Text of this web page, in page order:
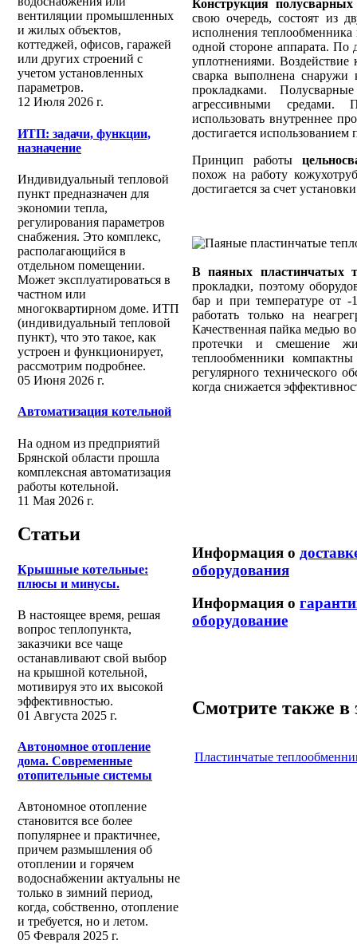
вентиляции промышленных
и жилых объектов,
коттеджей, офисов, гаражей
или других строений с
учетом установленных
параметров.
12 Июля 2026 г.
ИТП: задачи, функции,
назначение
Индивидуальный тепловой
пункт предназначен для
экономии тепла,
регулирования параметров
снабжения. Это комплекс,
располагающийся в
отдельном помещении.
Может эксплуатироваться в
частном или
многоквартирном доме. ИТП
(индивидуальный тепловой
пункт), что это такое, как
устроен и функционирует,
рассмотрим подробнее.
05 Июня 2026 г.
Автоматизация котельной
На одном из предприятий
Брянской области прошла
комплексная автоматизация
работы котельной.
11 Мая 2026 г.
Статьи
Крышные котельные:
плюсы и минусы.
В настоящее время, решая
вопрос теплопункта,
заказчики все чаще
останавливают свой выбор
на крышной котельной,
мотивируя это их высокой
эффективностью.
01 Августа 2025 г.
Автономное отопление
дома. Современные
отопительные системы
Автономное отопление
становится все более
популярнее и практичнее,
причем размышления об
отоплении и горячем
водоснабжении актуальны не
только в зимний период,
когда, собственно, отопление
и требуется, но и летом.
05 Февраля 2025 г.
Конструкция
свою очередь, состоят из
исполнения теплообменника
одной стороне аппарата. По
уплотнениями. Воздействие
сварка выполнена снаружи
прокладками.
агрессивными средами.
использовать внутреннее
достигается использованием
Принцип работы
похож на работу
достигается за счет
В паяных пластинчатых
прокладки, поэтому
бар и при температуре от
работать только на
Качественная пайка медью
протечки и смешение
теплообменники
регулярного технического
когда снижается
Информация о
оборудования
Информация о
оборудование
Смотрите также в
Пластинчатые